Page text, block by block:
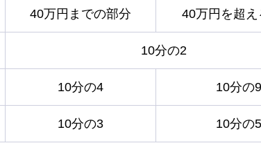
40万円までの部分 40万円を超え
10分の2
10分の4 10分の9
10分の3 10分の5